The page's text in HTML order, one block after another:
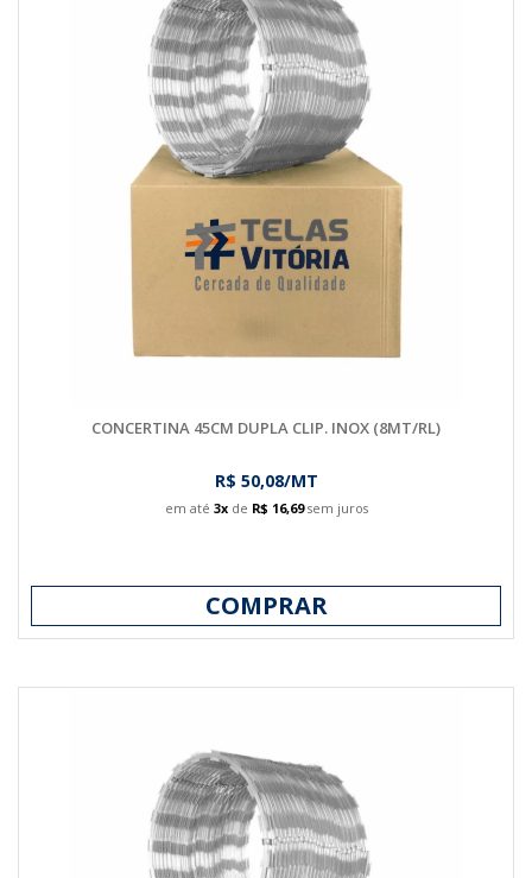
CONCERTINA 45CM DUPLA CLIP. INOX (8MT/RL)
R$ 50,08/MT
em até 3xde R$ 16,69sem juros
COMPRAR